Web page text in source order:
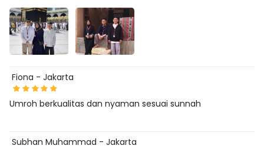
Fiona - Jakarta
Umroh berkualitas dan nyaman sesuai sunnah
Subhan Muhammad - Jakarta